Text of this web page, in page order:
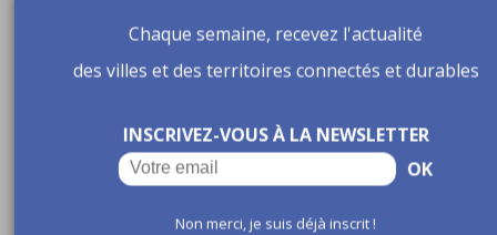
12 h 55 – 14 h - Cocktail déjeunatoire/networking
robotique : comment la 5G permet à d’autres
technologies d’émerger ?
Chaque semaine, recevez l'actualité
des villes et des territoires connectés et durables
INSCRIVEZ-VOUS À LA NEWSLETTER
OK
Non merci, je suis déjà inscrit !